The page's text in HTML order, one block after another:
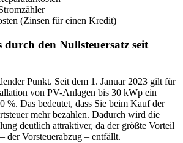
(Zinsen für einen Kredit)
durch den Nullsteuersatz seit
Punkt. Seit dem 1. Januar 2023 gilt für
von PV-Anlagen bis 30 kWp ein
%. Das bedeutet, dass Sie beim Kauf der
mehr bezahlen. Dadurch wird die
deutlich attraktiver, da der größte Vorteil
der Vorsteuerabzug – entfällt.